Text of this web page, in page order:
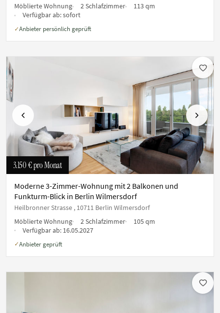
Möblierte Wohnung
2 Schlafzimmer
113 qm
Verfügbar ab:sofort
✓Anbieter persönlich geprüft
Vorherige Nächste
3.150 €pro Monat
Moderne 3-Zimmer-Wohnung mit 2 Balkonen und
Funkturm-Blick in Berlin Wilmersdorf
Heilbronner Strasse , 10711 Berlin Wilmersdorf
Möblierte Wohnung
2 Schlafzimmer
105 qm
Verfügbar ab: 16.05.2027
✓Anbieter geprüft